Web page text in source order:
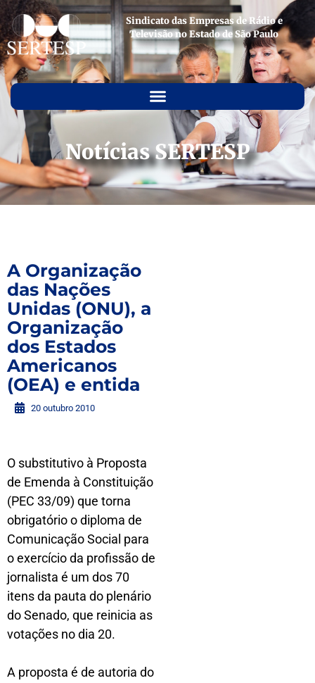
Sindicato das Empresas de Rádio e
Televisão no Estado de São Paulo
Notícias SERTESP
A Organização
das Nações
Unidas (ONU), a
Organização
dos Estados
Americanos
(OEA) e entida
20 outubro 2010
O substitutivo à Proposta
de Emenda à Constituição
(PEC 33/09) que torna
obrigatório o diploma de
Comunicação Social para
o exercício da profissão de
jornalista é um dos 70
itens da pauta do plenário
do Senado, que reinicia as
votações no dia 20.
A proposta é de autoria do